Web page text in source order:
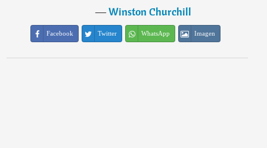
―Winston Churchill
Facebook Twitter WhatsApp Imagen